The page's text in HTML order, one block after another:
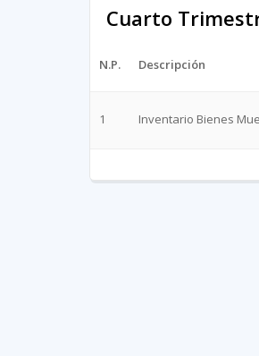
Cuarto
N.P. Descripción
1 Inventario Bienes